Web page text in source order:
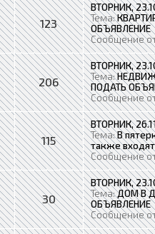
123
ВТОРНИК,
Тема:
ОБЪЯВЛЕНИЕ
Сообщение
206
ВТОРНИК,
Тема:
ПОДАТЬ
Сообщение
115
ВТОРНИК,
Тема:В
также входят
Сообщение
30
ВТОРНИК,
Тема:ДОМ В
ОБЪЯВЛЕНИЕ
Сообщение